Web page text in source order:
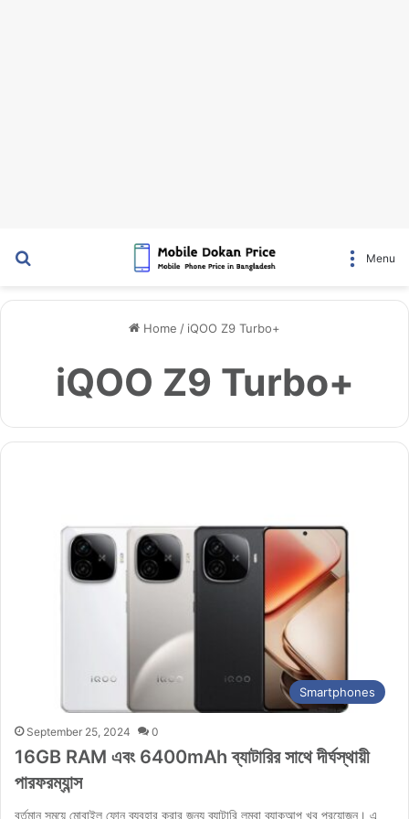
Menu
Home / iQOO Z9 Turbo+
iQOO Z9 Turbo+
Smartphones
September 25, 2024 0
16GB RAM এবং 6400mAh ব্যাটারির সাথে দীর্ঘস্থায়ী
পারফরম্যান্স
বর্তমান সময়ে মোবাইল ফোন ব্যবহার করার জন্য ব্যাটারি লম্বা ব্যাকআপ খুব প্রয়োজন। এ